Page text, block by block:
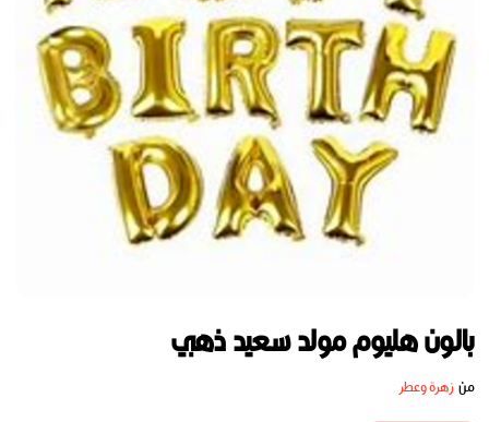
بالون هليوم مولد سعيد ذهبي
منزهرة وعطر